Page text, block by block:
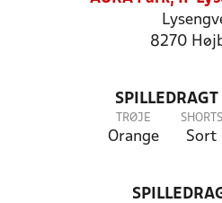
8270
TRØJE
Orange
SHORTS
Sort